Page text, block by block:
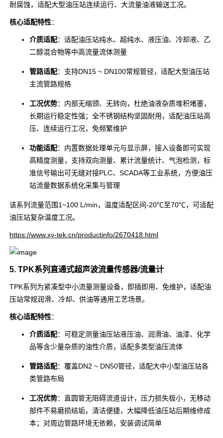
耐腐蚀，适配大型油压站连续运行、大流量油液输送工况。
核心适配特性：
介质适配：适配油压站纯水、超纯水、液压油、冷却液、乙
二醇混合物等中高流量流体测量
管路适配：支持DN15 ~ DN100常规管径，适配大型油压站
主流管路规格
工况优势：内部无缩颈、无转向，杜绝油液杂质堆积堵塞，
长期运行稳定性强；全不锈钢结构坚固耐用，适配油压站高
压、连续运行工况，免频繁维护
功能适配：内置数据处理单元与显示屏，接入设备即可实现
高精度测量，支持双向测量、累计流量统计、气泡检测，标
准信号输出可无缝对接PLC、SCADA等工业系统，方便油压
站流量数据系统化采集与管理
该系列流量范围1~100 L/min，温度适配区间-20℃至70℃，可适配
油压站复杂温度工况。
https://www.xy-tek.cn/productinfo/2670418.html
5. TPK系列直通式超声波流量传感器/流量计
TPK系列为紧凑型中小流量测量设备，即插即用、免维护，适配油
压站常规润滑、冷却、供油等通用工艺场景。
核心适配特性：
介质适配：可稳定测量油压站液压油、润滑油、油漆、化学
品等含少量杂质的油性介质，适配多类型油压流体
管路适配：覆盖DN2 ~ DN50管径，适配大中小型油压站各
类管路布局
工况优势：直圆管无阻碍流道设计，压力损失极小，无移动
部件不易磨损结垢，清洁便捷，大幅降低油压站后期维修成
本；对周边管路环境无依赖，安装调试简单